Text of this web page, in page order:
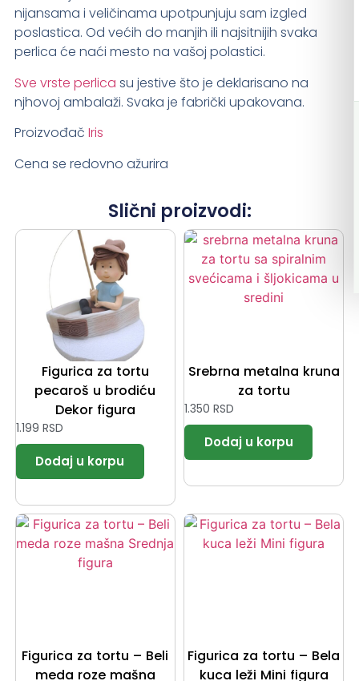
nijansama i veličinama upotpunjuju sam izgled
poslastica. Od većih do manjih ili najsitnijih svaka
perlica će naći mesto na vašoj polastici.
Sve vrste perlica su jestive što je deklarisano na
njhovoj ambalaži. Svaka je fabrički upakovana.
Proizvođač Iris
Cena se redovno ažurira
Slični proizvodi:
Figurica za tortu
pecaroš u brodiću
Dekor figura
1.199 RSD
Srebrna metalna kruna
za tortu
1.350 RSD
Figurica za tortu – Beli
meda roze mašna
Figurica za tortu – Bela
kuca leži Mini figura